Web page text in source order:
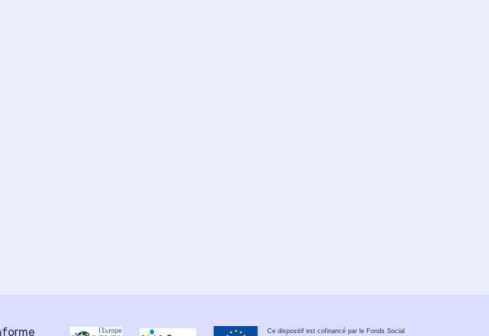
Ce dispositif est cofinancé par le Fonds Social